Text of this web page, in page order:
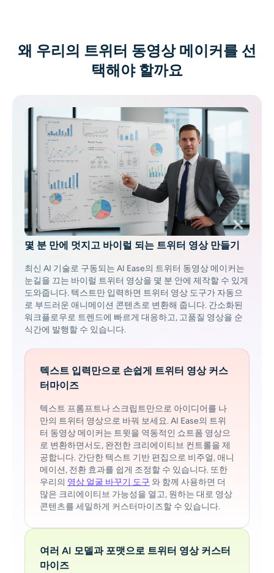
여권 사진 메이커
비디오 효과
비디오 인핸서
영상 워터마크 제거기
왜 우리의 트위터 동영상 메이커를 선
택해야 할까요
몇 분 만에 멋지고 바이럴 되는 트위터 영상 만들기
최신 AI 기술로 구동되는 AI Ease의 트위터 동영상 메이커는
눈길을 끄는 바이럴 트위터 영상을 몇 분 안에 제작할 수 있게
도와줍니다. 텍스트만 입력하면 트위터 영상 도구가 자동으
로 부드러운 애니메이션 콘텐츠로 변환해 줍니다. 간소화된
워크플로우로 트렌드에 빠르게 대응하고, 고품질 영상을 순
식간에 발행할 수 있습니다.
텍스트 입력만으로 손쉽게 트위터 영상 커스
터마이즈
텍스트 프롬프트나 스크립트만으로 아이디어를 나
만의 트위터 영상으로 바꿔 보세요. AI Ease의 트위
터 동영상 메이커는 트윗을 역동적인 쇼트폼 영상으
로 변환하면서도, 완전한 크리에이티브 컨트롤을 제
공합니다. 간단한 텍스트 기반 편집으로 비주얼, 애니
메이션, 전환 효과를 쉽게 조정할 수 있습니다. 또한
우리의 영상 얼굴 바꾸기 도구 와 함께 사용하면 더
많은 크리에이티브 가능성을 열고, 원하는 대로 영상
콘텐츠를 세밀하게 커스터마이즈할 수 있습니다.
여러 AI 모델과 포맷으로 트위터 영상 커스터
마이즈